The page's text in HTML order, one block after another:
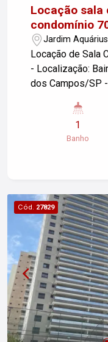
Locação sala
condomínio
Jardim
Locação de Sala
- Localização:
dos Campos/SP
é ideal para
uma localização
para mais
1
Banho
Cód. 27829